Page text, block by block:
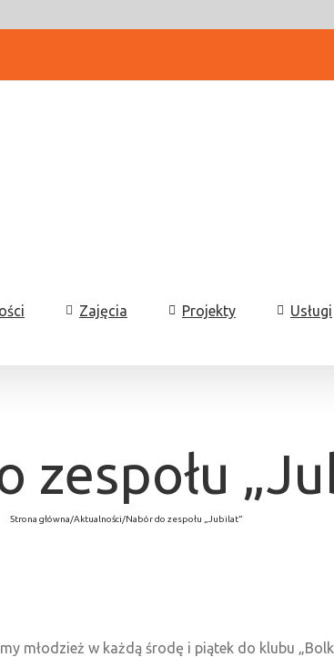
Zajęcia Projekty Usługi
zespołu
Strona główna/Aktualności/Nabór do zespołu „Jubilat”
młodzież w każdą środę i piątek do klubu